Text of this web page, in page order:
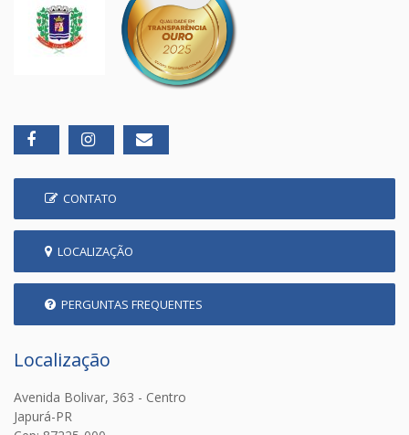
CONTATO
LOCALIZAÇÃO
PERGUNTAS FREQUENTES
Localização
Avenida Bolivar, 363 - Centro
Japurá-PR